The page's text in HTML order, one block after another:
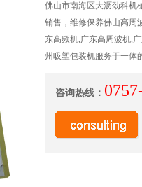
佛山市南海区大沥劲科机
销售，维修保养佛山高周
东高频机,广东高周波机,
州吸塑包装机服务于一体
咨询热线：